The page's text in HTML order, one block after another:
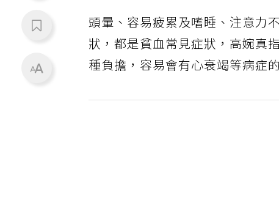
頭暈、容易疲累及嗜睡、注意力
狀，都是貧血常見症狀，高婉真
種負擔，容易會有心衰竭等病症